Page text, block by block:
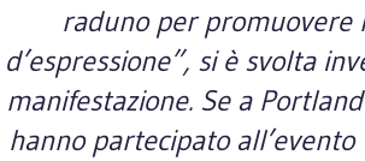
raduno per promuovere
d’espressione”, si è svolta
manifestazione. Se a
hanno partecipato all’evento